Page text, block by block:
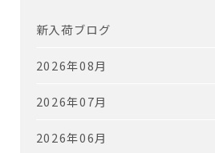
新入荷ブログ
2026年08月
2026年07月
2026年06月